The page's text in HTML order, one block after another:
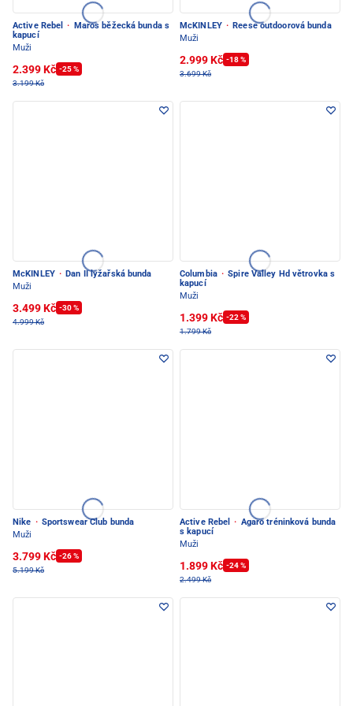
Active Rebel ·
Maros běžecká bunda s
kapucí
Muži
2.399 Kč -25 %
3.199 Kč
McKINLEY · Reese outdoorová bunda
Muži
2.999 Kč -18 %
3.699 Kč
McKINLEY · Dan II lyžařská bunda
Muži
3.499 Kč -30 %
4.999 Kč
Columbia · Spire Valley Hd větrovka s
kapucí
Muži
1.399 Kč -22 %
1.799 Kč
Nike · Sportswear Club bunda
Muži
3.799 Kč -26 %
5.199 Kč
Active Rebel · Agaro tréninková bunda
s kapucí
Muži
1.899 Kč -24 %
2.499 Kč